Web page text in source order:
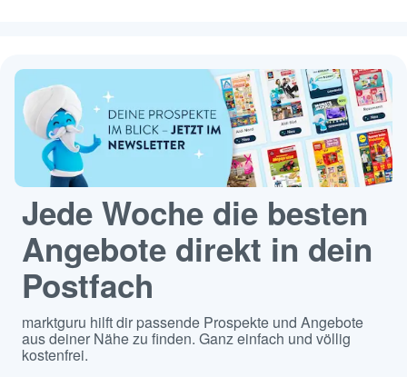
Jede Woche die besten
Angebote direkt in dein
Postfach
marktguru hilft dir passende Prospekte und Angebote
aus deiner Nähe zu finden. Ganz einfach und völlig
kostenfrei.